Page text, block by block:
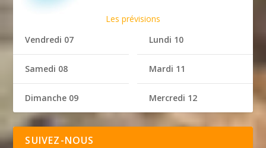
Les prévisions
Vendredi 07
Samedi 08
Dimanche 09
Lundi 10
Mardi 11
Mercredi 12
SUIVEZ-NOUS